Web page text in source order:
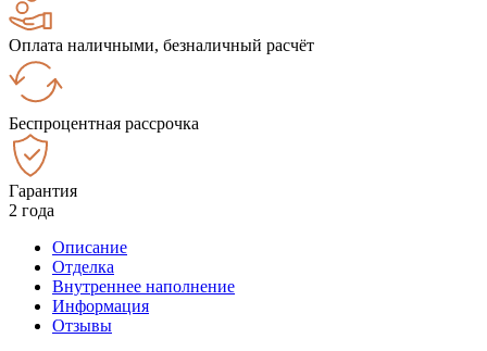
Оплата наличными, безналичный расчёт
Беспроцентная рассрочка
Гарантия
2 года
Описание
Отделка
Внутреннее наполнение
Информация
Отзывы